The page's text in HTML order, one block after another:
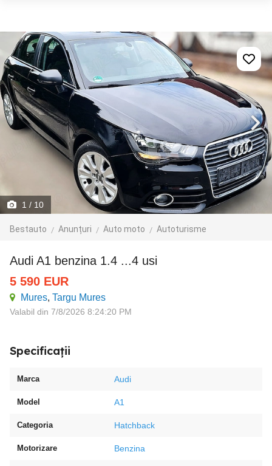
1 / 10
Bestauto Anunțuri Auto moto Autoturisme
Audi A1 benzina 1.4 ...4 usi
5 590 EUR
Mures, Targu Mures
Valabil din 7/8/2026 8:24:20 PM
Specificații
Marca Audi
Model A1
Categoria Hatchback
Motorizare Benzina